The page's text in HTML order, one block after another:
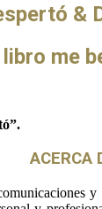
&
libro me
ACERCA